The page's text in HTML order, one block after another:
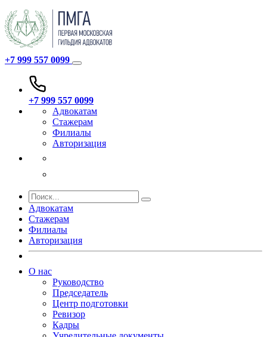
+7 999 557 0099
+7 999 557 0099
Адвокатам
Стажерам
Филиалы
Авторизация
Адвокатам
Стажерам
Филиалы
Авторизация
О нас
Руководство
Председатель
Центр подготовки
Ревизор
Кадры